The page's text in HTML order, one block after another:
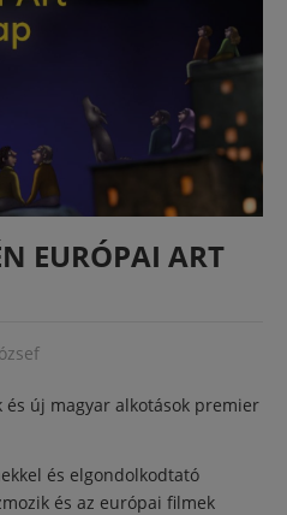
EURÓPAI ART
új magyar alkotások premier
és elgondolkodtató
és az európai filmek